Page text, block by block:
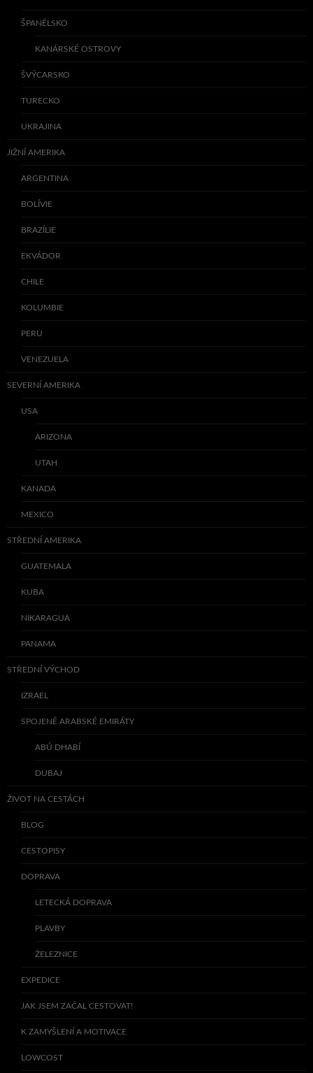
ŠPANĚLSKO
KANÁRSKÉ OSTROVY
ŠVÝCARSKO
TURECKO
UKRAJINA
JIŽNÍ AMERIKA
ARGENTINA
BOLÍVIE
BRAZÍLIE
EKVÁDOR
CHILE
KOLUMBIE
PERU
VENEZUELA
SEVERNÍ AMERIKA
USA
ARIZONA
UTAH
KANADA
MEXICO
STŘEDNÍ AMERIKA
GUATEMALA
KUBA
NIKARAGUA
PANAMA
STŘEDNÍ VÝCHOD
IZRAEL
SPOJENÉ ARABSKÉ EMIRÁTY
ABÚ DHABÍ
DUBAJ
ŽIVOT NA CESTÁCH
BLOG
CESTOPISY
DOPRAVA
LETECKÁ DOPRAVA
PLAVBY
ŽELEZNICE
EXPEDICE
JAK JSEM ZAČAL CESTOVAT!
K ZAMYŠLENÍ A MOTIVACE
LOWCOST